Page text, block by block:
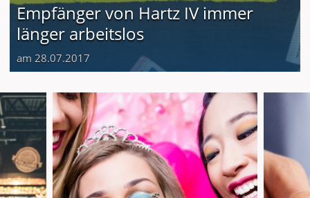
Empfänger von Hartz IV immer
länger arbeitslos
am 28.07.2017